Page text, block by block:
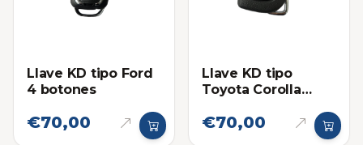
Llave KD tipo Ford
4 botones
€70,00
Llave KD tipo
Toyota Corolla
€70,00